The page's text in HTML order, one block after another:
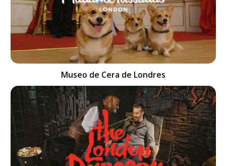
Museo de Cera de Londres